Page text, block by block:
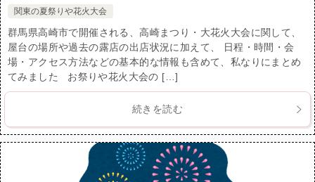
関東の夏祭りや花火大会
群馬県高崎市で開催される、高崎まつり・大花火大会に関して、
屋台の場所や過去の露店の出店状況に加えて、 日程・時間・会
場・アクセス方法などの基本的な情報も含めて、私なりにまとめ
てみました お祭りや花火大会の […]
続きを読む